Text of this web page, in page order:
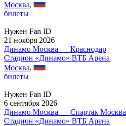
Москва,
билеты
Нужен Fan ID
21 ноября 2026
Динамо Москва — Краснодар
Стадион «Динамо» ВТБ Арена
Москва,
билеты
Нужен Fan ID
6 сентября 2026
Динамо Москва — Спартак Москва
Стадион «Динамо» ВТБ Арена